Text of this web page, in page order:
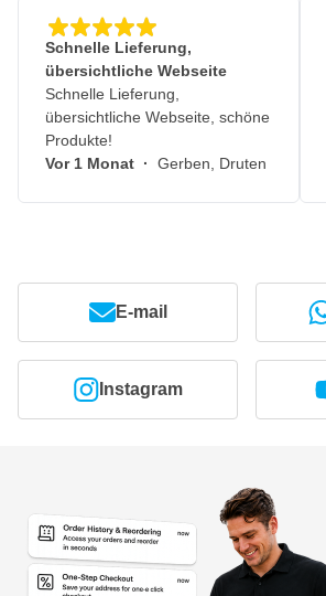
Schnelle Lieferung,
übersichtliche Webseite
Schnelle Lieferung,
übersichtliche Webseite, schöne
Produkte!
Vor 1 Monat · Gerben, Druten
E-mail
Instagram